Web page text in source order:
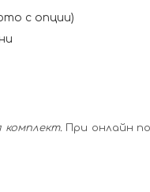
с опции)
комплект.При онлайн